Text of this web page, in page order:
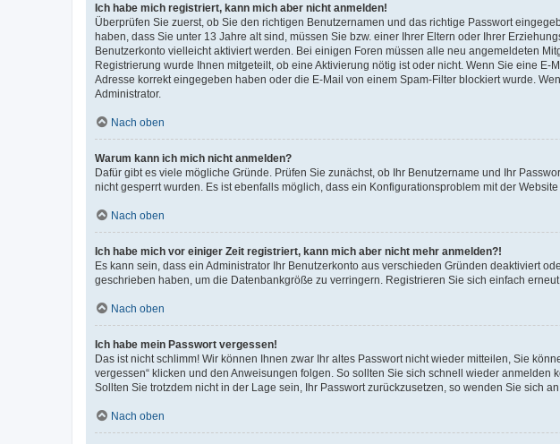
Ich habe mich registriert, kann mich aber nicht anmelden!
Überprüfen Sie zuerst, ob Sie den richtigen Benutzernamen und das richtige Passwort
haben, dass Sie unter 13 Jahre alt sind, müssen Sie bzw. einer Ihrer Eltern oder Ihrer
Benutzerkonto vielleicht aktiviert werden. Bei einigen Foren müssen alle neu angemeldeten
Registrierung wurde Ihnen mitgeteilt, ob eine Aktivierung nötig ist oder nicht. Wenn Sie eine
Adresse korrekt eingegeben haben oder die E-Mail von einem Spam-Filter blockiert wurde.
Administrator.
Nach oben
Warum kann ich mich nicht anmelden?
Dafür gibt es viele mögliche Gründe. Prüfen Sie zunächst, ob Ihr Benutzername und Ihr
nicht gesperrt wurden. Es ist ebenfalls möglich, dass ein Konfigurationsproblem mit der
Nach oben
Ich habe mich vor einiger Zeit registriert, kann mich aber nicht mehr anmelden?!
Es kann sein, dass ein Administrator Ihr Benutzerkonto aus verschieden Gründen deaktiviert
geschrieben haben, um die Datenbankgröße zu verringern. Registrieren Sie sich einfach
Nach oben
Ich habe mein Passwort vergessen!
Das ist nicht schlimm! Wir können Ihnen zwar Ihr altes Passwort nicht wieder mitteilen, Sie
vergessen“ klicken und den Anweisungen folgen. So sollten Sie sich schnell wieder anmelden
Sollten Sie trotzdem nicht in der Lage sein, Ihr Passwort zurückzusetzen, so wenden Sie sich
Nach oben